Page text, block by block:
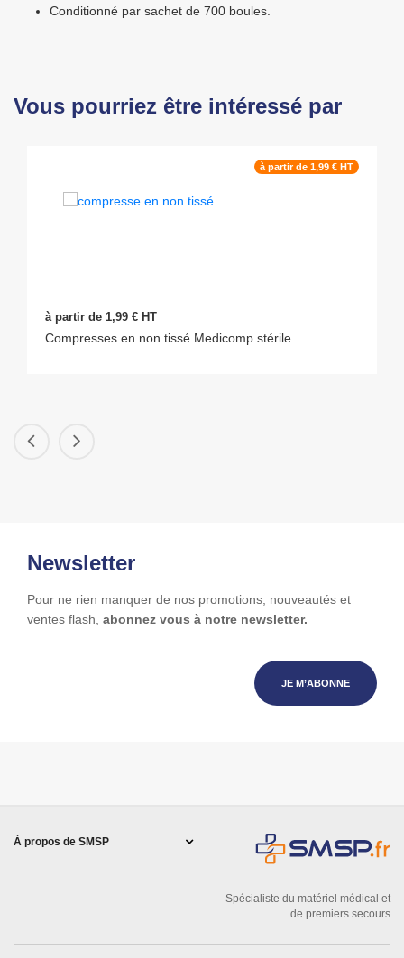
Conditionné par sachet de 700 boules.
Vous pourriez être intéressé par
à partir de 1,99 € HT
à partir de 1,99 € HT
Compresses en non tissé Medicomp stérile
Newsletter
Pour ne rien manquer de nos promotions, nouveautés et
ventes flash, abonnez vous à notre newsletter.
JE M’ABONNE
À propos de SMSP
Spécialiste du matériel médical et
de premiers secours